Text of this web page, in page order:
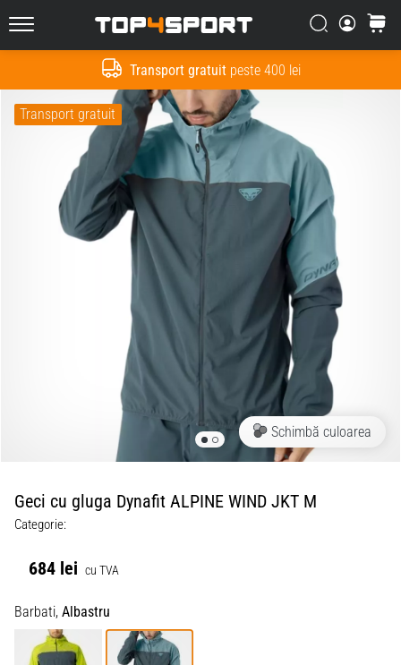
Transport gratuitpeste 400 lei
Top4Sport.ro Căutare
Cos
Transport gratuit
Schimbă culoarea
Geci cu gluga Dynafit ALPINE WIND JKT M
Categorie:
684 lei cu TVA
Barbati, Albastru